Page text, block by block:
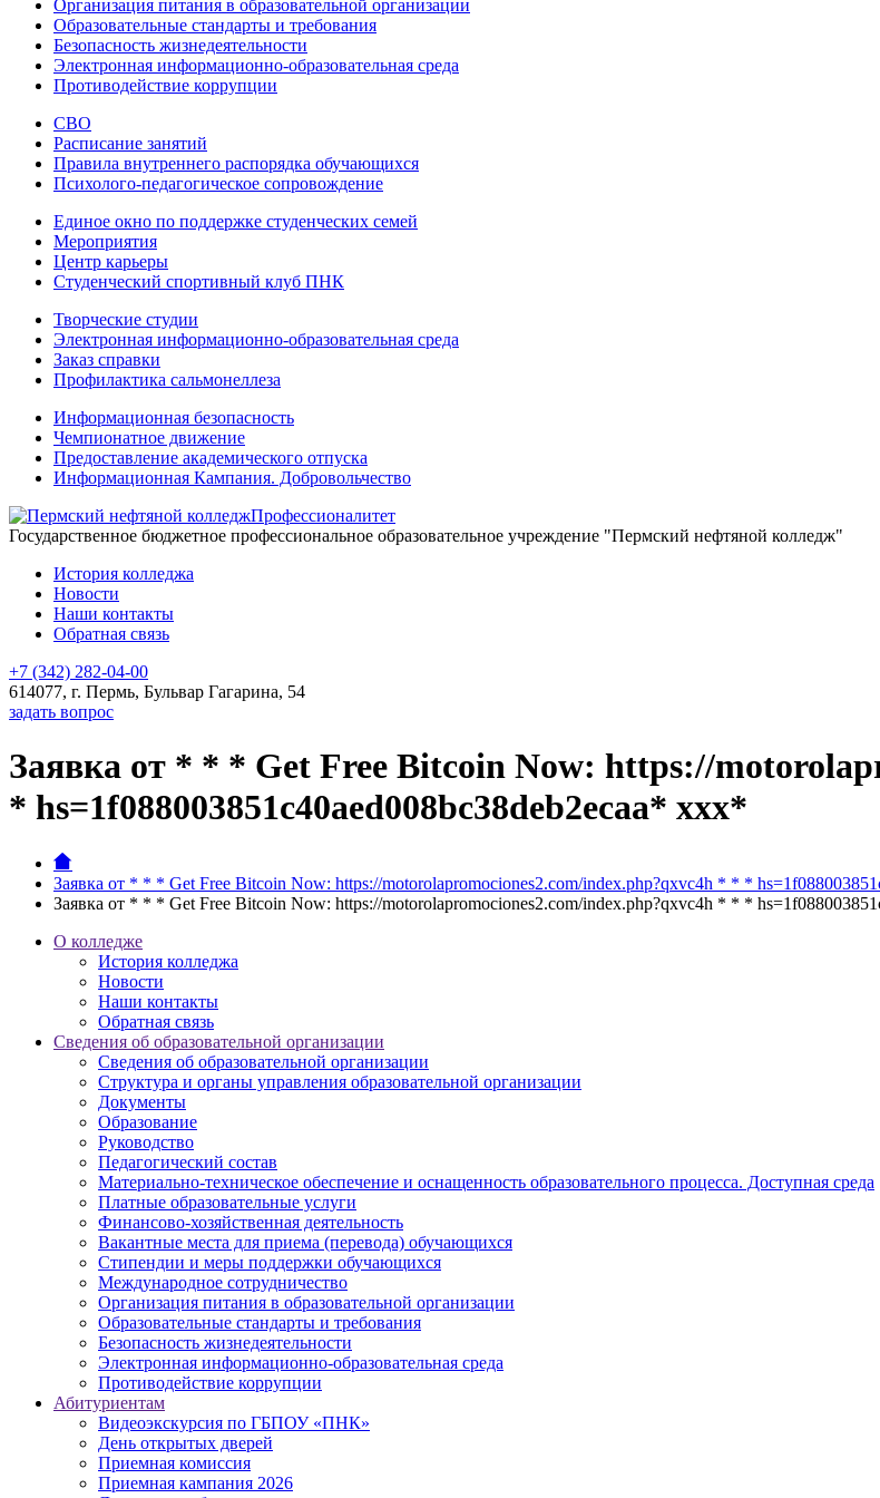
Организация питания в образовательной организации
Образовательные стандарты и требования
Безопасность жизнедеятельности
Электронная информационно-образовательная среда
Противодействие коррупции
СВО
Расписание занятий
Правила внутреннего распорядка обучающихся
Психолого-педагогическое сопровождение
Единое окно по поддержке студенческих семей
Мероприятия
Центр карьеры
Студенческий спортивный клуб ПНК
Творческие студии
Электронная информационно-образовательная среда
Заказ справки
Профилактика сальмонеллеза
Информационная безопасность
Чемпионатное движение
Предоставление академического отпуска
Информационная Кампания. Добровольчество
Профессионалитет
Государственное бюджетное профессиональное образовательное учреждение "Пермский нефтяной колледж"
История колледжа
Новости
Наши контакты
Обратная связь
+7 (342) 282-04-00
614077, г. Пермь, Бульвар Гагарина, 54
задать вопрос
Заявка от * * * Get Free Bitcoin Now: https://
* hs=1f088003851c40aed008bc38deb2ecaa* ххх*
Заявка от * * * Get Free Bitcoin Now: https://motorolapromociones2.com/index.php?qxvc4h * * *
Заявка от * * * Get Free Bitcoin Now: https://motorolapromociones2.com/index.php?qxvc4h * * *
О колледже
История колледжа
Новости
Наши контакты
Обратная связь
Сведения об образовательной организации
Сведения об образовательной организации
Структура и органы управления образовательной организации
Документы
Образование
Руководство
Педагогический состав
Материально-техническое обеспечение и оснащенность образовательного процесса. Доступная среда
Платные образовательные услуги
Финансово-хозяйственная деятельность
Вакантные места для приема (перевода) обучающихся
Стипендии и меры поддержки обучающихся
Международное сотрудничество
Организация питания в образовательной организации
Образовательные стандарты и требования
Безопасность жизнедеятельности
Электронная информационно-образовательная среда
Противодействие коррупции
Абитуриентам
Видеоэкскурсия по ГБПОУ «ПНК»
День открытых дверей
Приемная комиссия
Приемная кампания 2026